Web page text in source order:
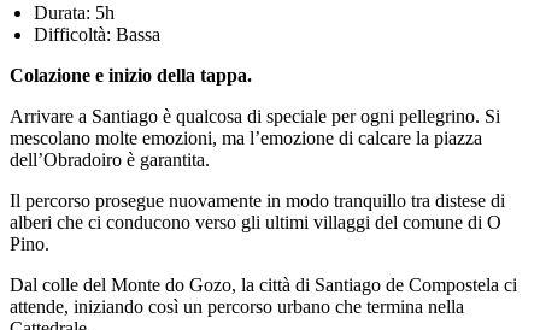
Durata: 5h
Difficoltà: Bassa
Colazione e inizio della tappa.
Arrivare a Santiago è qualcosa di speciale per ogni pellegrino. Si
mescolano molte emozioni, ma l’emozione di calcare la piazza
dell’Obradoiro è garantita.
Il percorso prosegue nuovamente in modo tranquillo tra distese di
alberi che ci conducono verso gli ultimi villaggi del comune di O
Pino.
Dal colle del Monte do Gozo, la città di Santiago de Compostela ci
attende, iniziando così un percorso urbano che termina nella